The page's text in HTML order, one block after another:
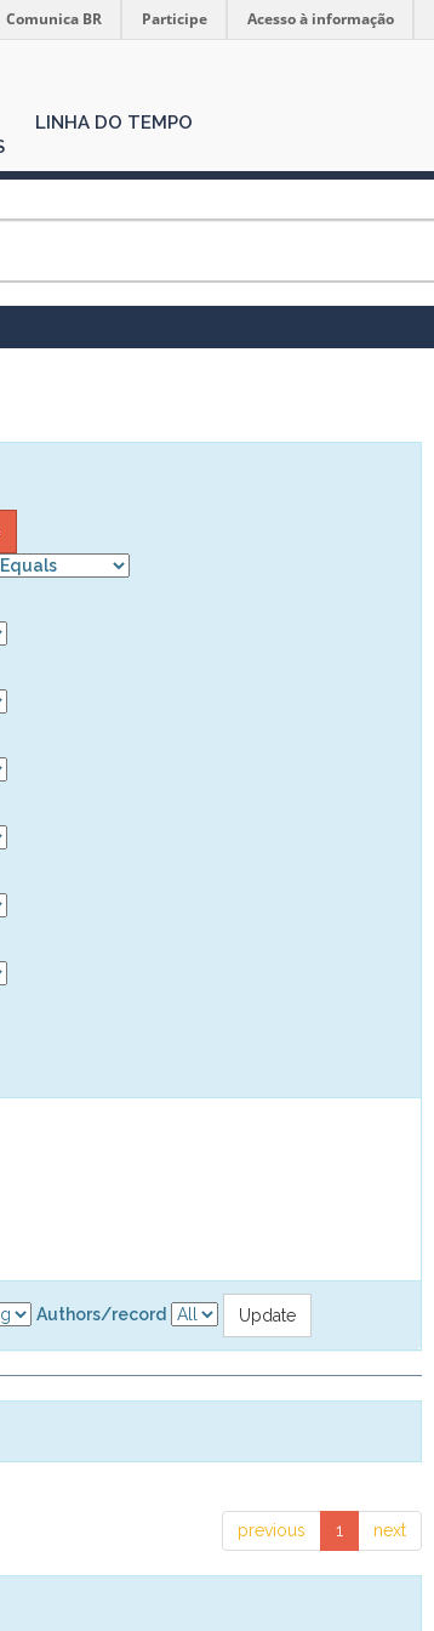
Comunica BR Participe Acesso à informação
LINHA DO TEMPO
Authors/record
previous 1 next